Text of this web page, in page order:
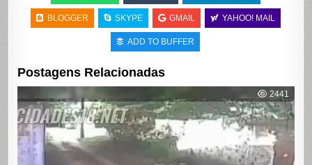
BLOGGER SKYPE GMAIL YAHOO! MAIL
ADD TO BUFFER
Postagens Relacionadas
2441